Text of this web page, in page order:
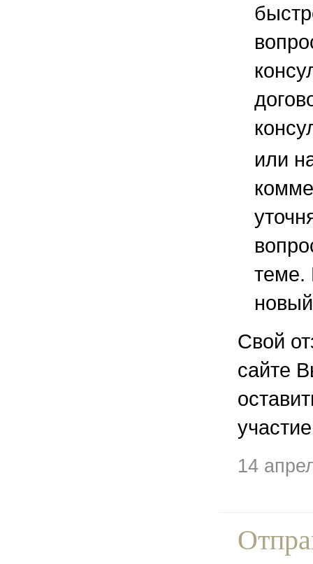
или
теме.
Свой
сайте
14